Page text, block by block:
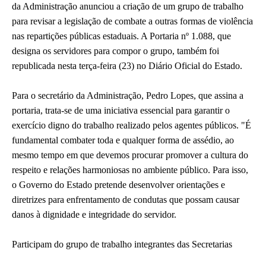
da Administração anunciou a criação de um grupo de trabalho
para revisar a legislação de combate a outras formas de violência
nas repartições públicas estaduais. A Portaria nº 1.088, que
designa os servidores para compor o grupo, também foi
republicada nesta terça-feira (23) no Diário Oficial do Estado.
Para o secretário da Administração, Pedro Lopes, que assina a
portaria, trata-se de uma iniciativa essencial para garantir o
exercício digno do trabalho realizado pelos agentes públicos. "É
fundamental combater toda e qualquer forma de assédio, ao
mesmo tempo em que devemos procurar promover a cultura do
respeito e relações harmoniosas no ambiente público. Para isso,
o Governo do Estado pretende desenvolver orientações e
diretrizes para enfrentamento de condutas que possam causar
danos à dignidade e integridade do servidor.
Participam do grupo de trabalho integrantes das Secretarias